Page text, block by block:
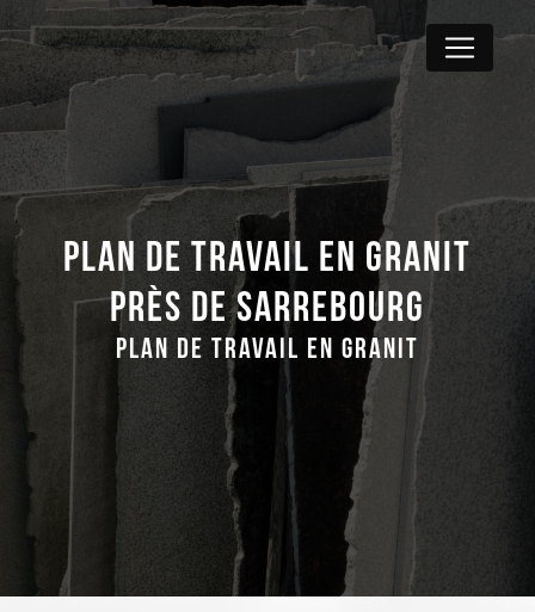
Plan de travail en granit
près de Sarrebourg
Plan de travail en granit
Panneau de gestion des cookies